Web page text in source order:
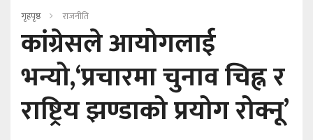
गृहपृष्ठ राजनीति
कांग्रेसले आयोगलाई
भन्यो,‘प्रचारमा चुनाव चिह्न र
राष्ट्रिय झण्डाको प्रयोग रोक्नू’